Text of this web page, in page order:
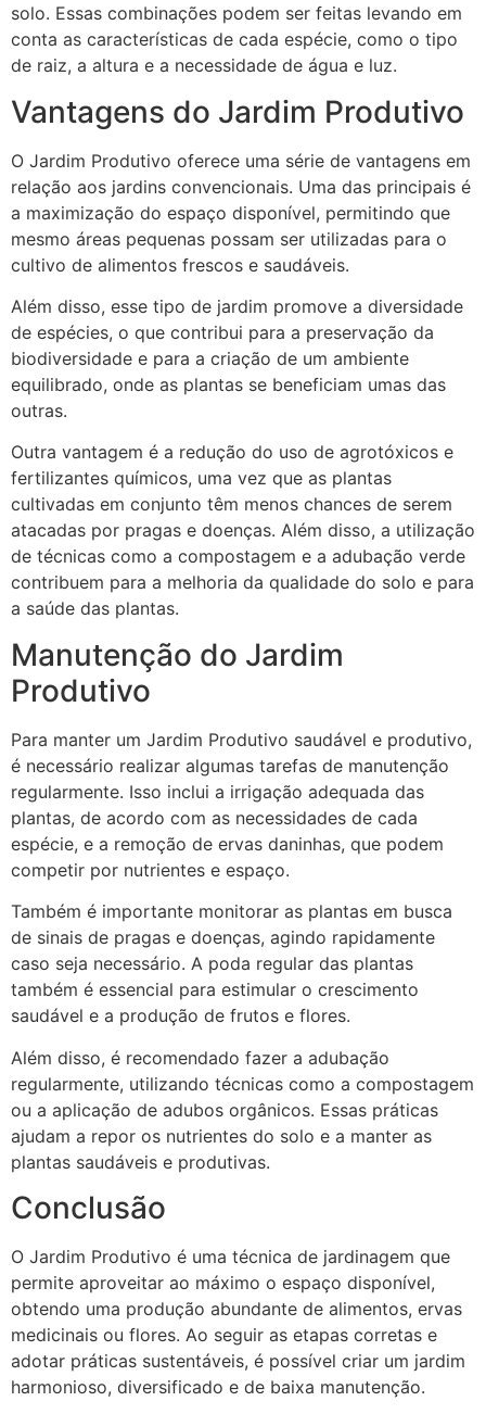
solo. Essas combinações podem ser feitas levando em
conta as características de cada espécie, como o tipo
de raiz, a altura e a necessidade de água e luz.
Vantagens do Jardim Produtivo
O Jardim Produtivo oferece uma série de vantagens em
relação aos jardins convencionais. Uma das principais é
a maximização do espaço disponível, permitindo que
mesmo áreas pequenas possam ser utilizadas para o
cultivo de alimentos frescos e saudáveis.
Além disso, esse tipo de jardim promove a diversidade
de espécies, o que contribui para a preservação da
biodiversidade e para a criação de um ambiente
equilibrado, onde as plantas se beneficiam umas das
outras.
Outra vantagem é a redução do uso de agrotóxicos e
fertilizantes químicos, uma vez que as plantas
cultivadas em conjunto têm menos chances de serem
atacadas por pragas e doenças. Além disso, a utilização
de técnicas como a compostagem e a adubação verde
contribuem para a melhoria da qualidade do solo e para
a saúde das plantas.
Manutenção do Jardim
Produtivo
Para manter um Jardim Produtivo saudável e produtivo,
é necessário realizar algumas tarefas de manutenção
regularmente. Isso inclui a irrigação adequada das
plantas, de acordo com as necessidades de cada
espécie, e a remoção de ervas daninhas, que podem
competir por nutrientes e espaço.
Também é importante monitorar as plantas em busca
de sinais de pragas e doenças, agindo rapidamente
caso seja necessário. A poda regular das plantas
também é essencial para estimular o crescimento
saudável e a produção de frutos e flores.
Além disso, é recomendado fazer a adubação
regularmente, utilizando técnicas como a compostagem
ou a aplicação de adubos orgânicos. Essas práticas
ajudam a repor os nutrientes do solo e a manter as
plantas saudáveis e produtivas.
Conclusão
O Jardim Produtivo é uma técnica de jardinagem que
permite aproveitar ao máximo o espaço disponível,
obtendo uma produção abundante de alimentos, ervas
medicinais ou flores. Ao seguir as etapas corretas e
adotar práticas sustentáveis, é possível criar um jardim
harmonioso, diversificado e de baixa manutenção.